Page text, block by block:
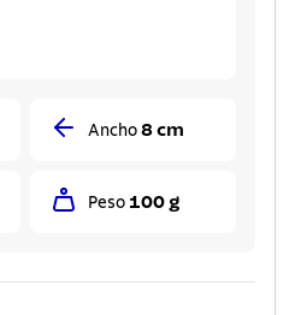
Ancho 8 cm
Peso 100 g